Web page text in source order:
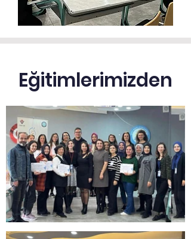
Eğitimlerimizden